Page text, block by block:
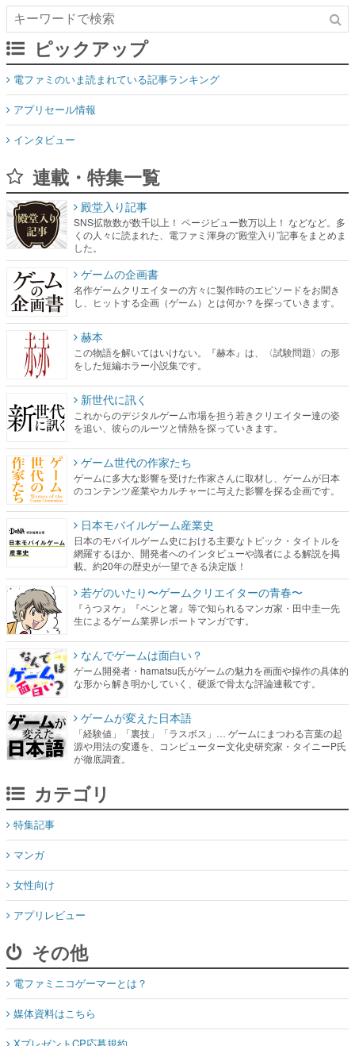
ピックアップ
電ファミのいま読まれている記事ランキング
アプリセール情報
インタビュー
連載・特集一覧
殿堂入り記事
SNS拡散数が数千以上！ ページビュー数万以上！ などなど。多
くの人々に読まれた、電ファミ渾身の“殿堂入り”記事をまとめま
した。
ゲームの企画書
名作ゲームクリエイターの方々に製作時のエピソードをお聞き
し、ヒットする企画（ゲーム）とは何か？を探っていきます。
赫本
この物語を解いてはいけない。『赫本』は、〈試験問題〉の形
をした短編ホラー小説集です。
新世代に訊く
これからのデジタルゲーム市場を担う若きクリエイター達の姿
を追い、彼らのルーツと情熱を探っていきます。
ゲーム世代の作家たち
ゲームに多大な影響を受けた作家さんに取材し、ゲームが日本
のコンテンツ産業やカルチャーに与えた影響を探る企画です。
日本モバイルゲーム産業史
日本のモバイルゲーム史における主要なトピック・タイトルを
網羅するほか、開発者へのインタビューや識者による解説を掲
載。約20年の歴史が一望できる決定版！
若ゲのいたり〜ゲームクリエイターの青春〜
『うつヌケ』『ペンと箸』等で知られるマンガ家・田中圭一先
生によるゲーム業界レポートマンガです。
なんでゲームは面白い？
ゲーム開発者・hamatsu氏がゲームの魅力を画面や操作の具体的
な形から解き明かしていく、硬派で骨太な評論連載です。
ゲームが変えた日本語
「経験値」「裏技」「ラスボス」… ゲームにまつわる言葉の起
源や用法の変遷を、コンピューター文化史研究家・タイニーP氏
が徹底調査。
カテゴリ
特集記事
マンガ
女性向け
アプリレビュー
その他
電ファミニコゲーマーとは？
媒体資料はこちら